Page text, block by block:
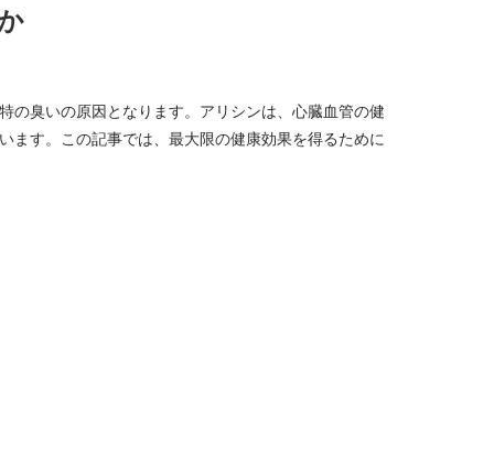
の臭いの原因となります。アリシンは、心臓血管の健
ます。この記事では、最大限の健康効果を得るために